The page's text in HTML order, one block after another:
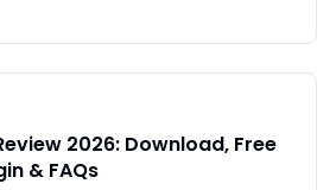
2026: Download, Free
& FAQs